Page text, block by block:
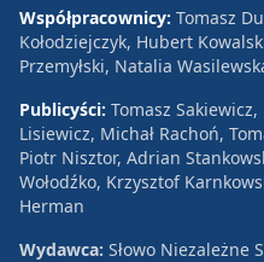
Współpracownicy: Tomasz
Kołodziejczyk, Hubert
Przemyłski, Natalia
Publicyści: Tomasz
Lisiewicz, Michał Rachoń,
Piotr Nisztor, Adrian
Wołodźko, Krzysztof
Herman
Wydawca: Słowo Niezależne